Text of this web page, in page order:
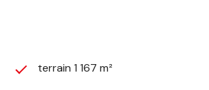
terrain 1 167 m²